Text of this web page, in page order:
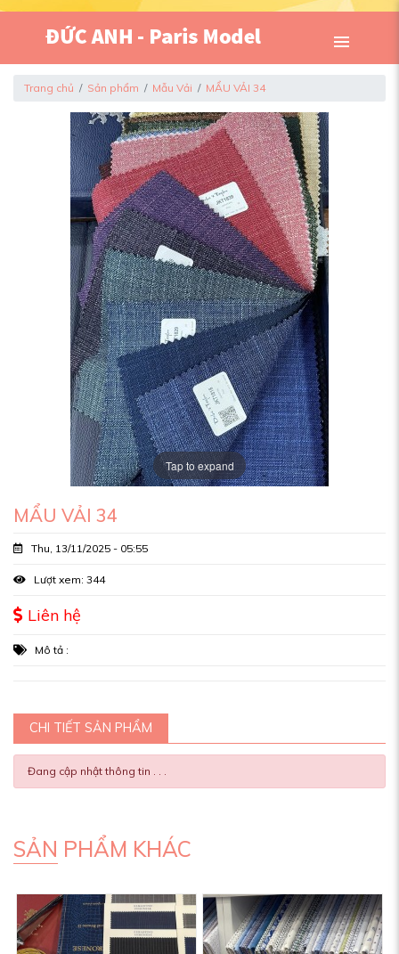
Trang chủ Sản phẩm Mẫu Vải MẨU VẢI 34
Tap to expand
MẨU VẢI 34
Thu, 13/11/2025 - 05:55
Lượt xem: 344
Liên hệ
Mô tả :
CHI TIẾT SẢN PHẨM
Đang cập nhật thông tin . . .
SẢN PHẨM KHÁC